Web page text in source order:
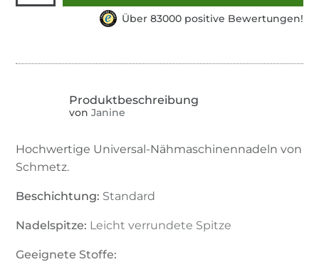
Über 83000 positive Bewertungen!
von Janine
Hochwertige Universal-Nähmaschinennadeln von
Schmetz.
Beschichtung: Standard
Nadelspitze: Leicht verrundete Spitze
Geeignete Stoffe: